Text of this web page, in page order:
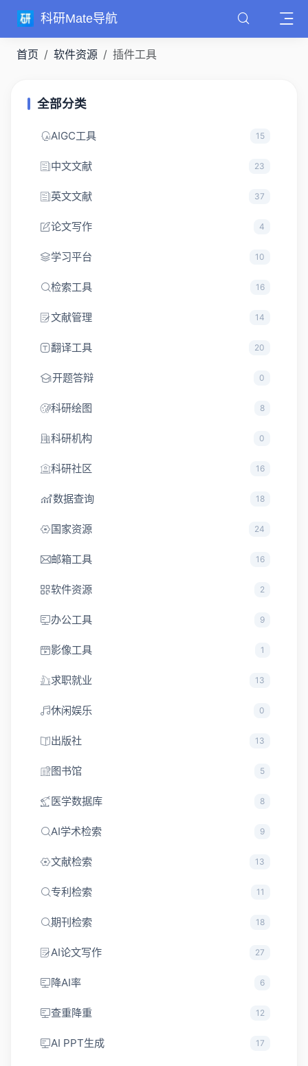
科研Mate导航
首页 软件资源 插件工具
全部分类
AIGC工具 15
中文文献 23
英文文献 37
论文写作 4
学习平台 10
检索工具 16
文献管理 14
翻译工具 20
开题答辩 0
科研绘图 8
科研机构 0
科研社区 16
数据查询 18
国家资源 24
邮箱工具 16
软件资源 2
办公工具 9
影像工具 1
求职就业 13
休闲娱乐 0
出版社 13
图书馆 5
医学数据库 8
AI学术检索 9
文献检索 13
专利检索 11
期刊检索 18
AI论文写作 27
降AI率 6
查重降重 12
AI PPT生成 17